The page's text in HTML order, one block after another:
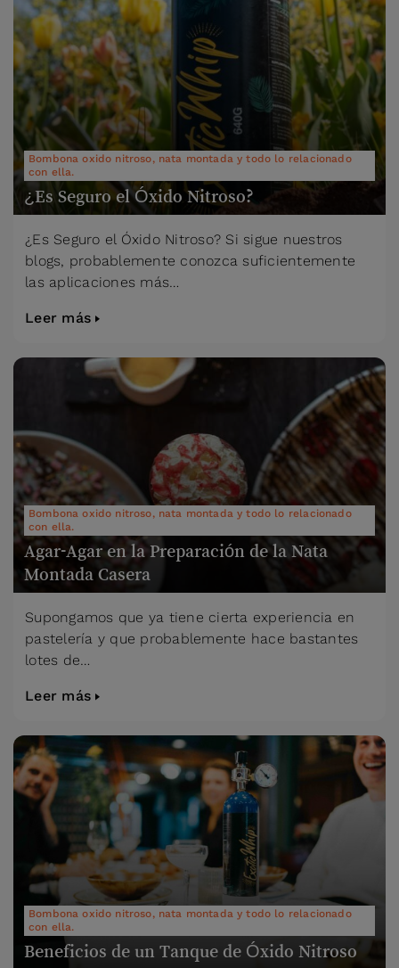
Bombona oxido nitroso, nata montada y todo lo relacionado
con ella.
¿Es Seguro el Óxido Nitroso?
¿Es Seguro el Óxido Nitroso? Si sigue nuestros
blogs, probablemente conozca suficientemente
las aplicaciones más…
Leer más
Bombona oxido nitroso, nata montada y todo lo relacionado
con ella.
Agar-Agar en la Preparación de la Nata
Montada Casera
Supongamos que ya tiene cierta experiencia en
pastelería y que probablemente hace bastantes
lotes de…
Leer más
Bombona oxido nitroso, nata montada y todo lo relacionado
con ella.
Beneficios de un Tanque de Óxido Nitroso